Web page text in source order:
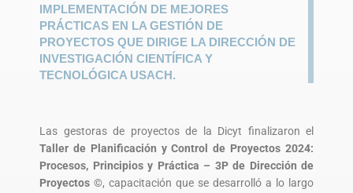
IMPLEMENTACIÓN DE MEJORES
PRÁCTICAS EN LA GESTIÓN DE
PROYECTOS QUE DIRIGE LA DIRECCIÓN DE
INVESTIGACIÓN CIENTÍFICA Y
TECNOLÓGICA USACH.
Las gestoras de proyectos de la Dicyt finalizaron el
Taller de Planificación y Control de Proyectos 2024:
Procesos, Principios y Práctica – 3P de Dirección de
Proyectos ©, capacitación que se desarrolló a lo largo